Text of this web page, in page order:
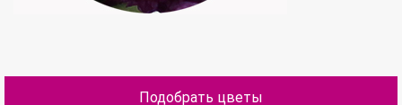
Подобрать цветы